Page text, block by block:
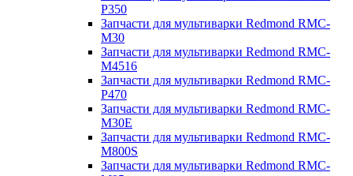
P350
Запчасти для мультиварки Redmond RMC-
M30
Запчасти для мультиварки Redmond RMC-
M4516
Запчасти для мультиварки Redmond RMC-
P470
Запчасти для мультиварки Redmond RMC-
M30E
Запчасти для мультиварки Redmond RMC-
M800S
Запчасти для мультиварки Redmond RMC-